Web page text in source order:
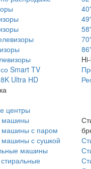
Smart TV
Ultra HD
центры
машины
машины с паром
с сушкой
машины